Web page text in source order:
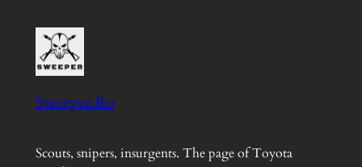
Sweeper.Ro
Scouts, snipers, insurgents. The page of Toyota